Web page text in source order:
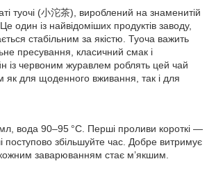
туочі (小沱茶), вироблений на знаменитій
один із найвідоміших продуктів заводу,
стабільним за якістю. Туоча важить
пресування, класичний смак і
із червоним журавлем роблять цей чай
як для щоденного вживання, так і для
вода 90–95 °C. Перші проливи короткі —
поступово збільшуйте час. Добре витримує
кожним заварюванням стає м’якшим.